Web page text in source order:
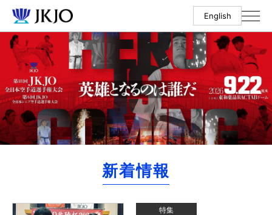
English
新着情報
特集